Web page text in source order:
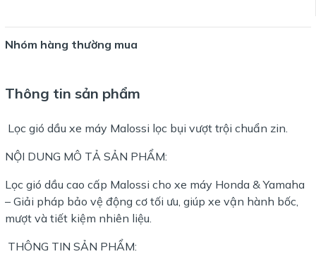
Nhóm hàng thường mua
Thông tin sản phẩm
Lọc gió dầu xe máy Malossi lọc bụi vượt trội chuẩn zin.
NỘI DUNG MÔ TẢ SẢN PHẨM:
Lọc gió dầu cao cấp Malossi cho xe máy Honda & Yamaha
– Giải pháp bảo vệ động cơ tối ưu, giúp xe vận hành bốc,
mượt và tiết kiệm nhiên liệu.
THÔNG TIN SẢN PHẨM: